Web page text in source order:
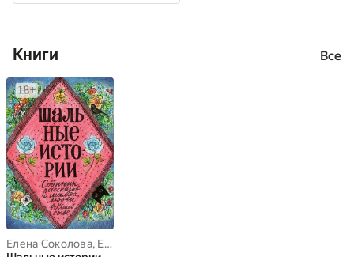
Книги Все
Елена Соколова, Елена Помазан